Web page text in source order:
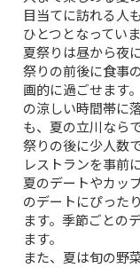
目当てに訪れる人
ひとつとなっていま
夏祭りは昼から夜
祭りの前後に食事
画的に過ごせます
の涼しい時間帯に
も、夏の立川なら
祭りの後に少人数
レストランを事前
夏のデートやカッ
のデートにぴった
ます。季節ごとの
ます。
また、夏は旬の野